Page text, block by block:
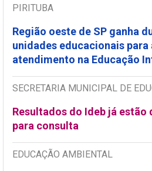
PIRITUBA
Região oeste de SP ganha
unidades educacionais para
atendimento na Educação
SECRETARIA MUNICIPAL DE
Resultados do Ideb já estão
para consulta
EDUCAÇÃO AMBIENTAL